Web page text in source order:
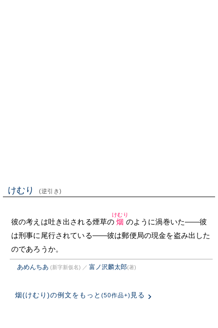
けむり (逆引き)
彼の考えは吐き出される煙草の 烟
けむり
のように渦巻いた——彼
は刑事に尾行されている——彼は郵便局の現金を盗み出した
のであろうか。
あめんちあ (新字新仮名) ／ 富ノ沢麟太郎(著)
烟(けむり)の例文をもっと (50作品+) 見る